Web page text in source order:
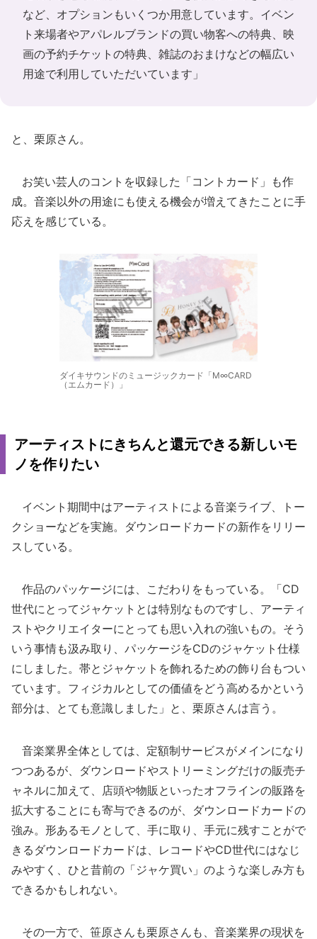
など、オプションもいくつか用意しています。イベン
ト来場者やアパレルブランドの買い物客への特典、映
画の予約チケットの特典、雑誌のおまけなどの幅広い
用途で利用していただいています」
と、栗原さん。
お笑い芸人のコントを収録した「コントカード」も作
成。音楽以外の用途にも使える機会が増えてきたことに手
応えを感じている。
ダイキサウンドのミュージックカード「M∞CARD
（エムカード）」
アーティストにきちんと還元できる新しいモ
ノを作りたい
イベント期間中はアーティストによる音楽ライブ、トー
クショーなどを実施。ダウンロードカードの新作をリリー
スしている。
作品のパッケージには、こだわりをもっている。「CD
世代にとってジャケットとは特別なものですし、アーティ
ストやクリエイターにとっても思い入れの強いもの。そう
いう事情も汲み取り、パッケージをCDのジャケット仕様
にしました。帯とジャケットを飾れるための飾り台もつい
ています。フィジカルとしての価値をどう高めるかという
部分は、とても意識しました」と、栗原さんは言う。
音楽業界全体としては、定額制サービスがメインになり
つつあるが、ダウンロードやストリーミングだけの販売チ
ャネルに加えて、店頭や物販といったオフラインの販路を
拡大することにも寄与できるのが、ダウンロードカードの
強み。形あるモノとして、手に取り、手元に残すことがで
きるダウンロードカードは、レコードやCD世代にはなじ
みやすく、ひと昔前の「ジャケ買い」のような楽しみ方も
できるかもしれない。
その一方で、笹原さんも栗原さんも、音楽業界の現状を